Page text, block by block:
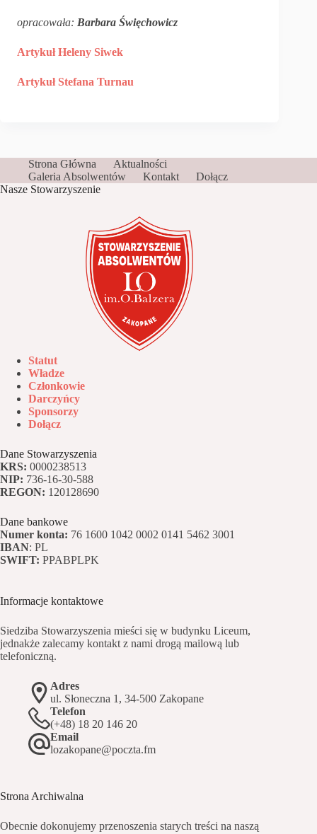
opracowała: Barbara Święchowicz
Artykuł Heleny Siwek
Artykuł Stefana Turnau
Strona Główna
Aktualności
Galeria Absolwentów
Kontakt
Dołącz
Nasze Stowarzyszenie
Statut
Władze
Członkowie
Darczyńcy
Sponsorzy
Dołącz
Dane Stowarzyszenia
KRS: 0000238513
NIP: 736-16-30-588
REGON: 120128690
Dane bankowe
Numer konta: 76 1600 1042 0002 0141 5462 3001
IBAN: PL
SWIFT: PPABPLPK
Informacje kontaktowe
Siedziba Stowarzyszenia mieści się w budynku Liceum,
jednakże zalecamy kontakt z nami drogą mailową lub
telefoniczną.
Adres
ul. Słoneczna 1, 34-500 Zakopane
Telefon
(+48) 18 20 146 20
Email
lozakopane@poczta.fm
Strona Archiwalna
Obecnie dokonujemy przenoszenia starych treści na naszą